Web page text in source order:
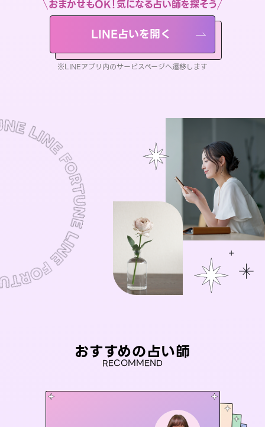
おまかせもOK！気になる占い師を探そう
LINE占いを開く
※LINEアプリ内のサービスページへ遷移します
おすすめの占い師
RECOMMEND